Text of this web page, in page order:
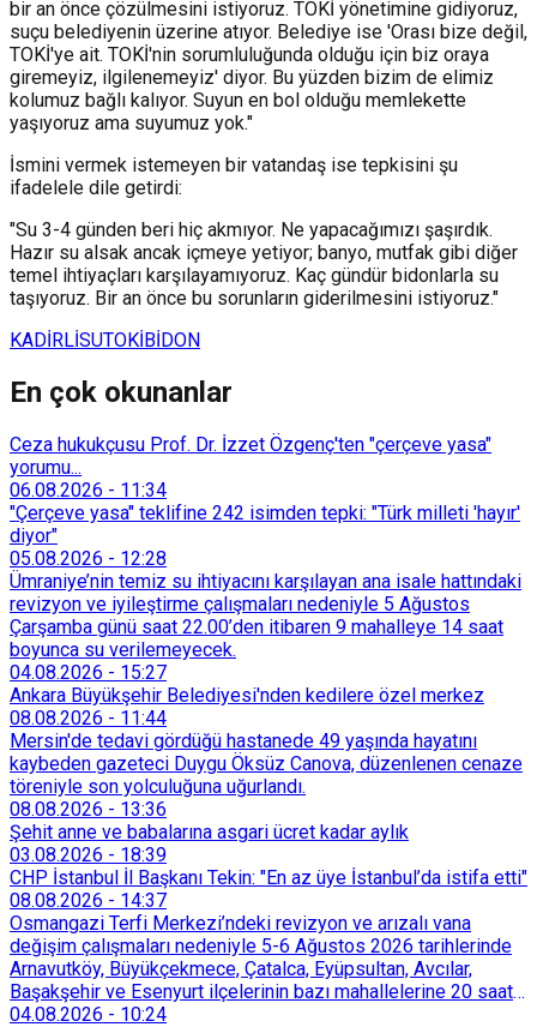
bir an önce çözülmesini istiyoruz. TOKİ yönetimine gidiyoruz,
suçu belediyenin üzerine atıyor. Belediye ise 'Orası bize değil,
TOKİ'ye ait. TOKİ'nin sorumluluğunda olduğu için biz oraya
giremeyiz, ilgilenemeyiz' diyor. Bu yüzden bizim de elimiz
kolumuz bağlı kalıyor. Suyun en bol olduğu memlekette
yaşıyoruz ama suyumuz yok."
İsmini vermek istemeyen bir vatandaş ise tepkisini şu
ifadelele dile getirdi:
"Su 3-4 günden beri hiç akmıyor. Ne yapacağımızı şaşırdık.
Hazır su alsak ancak içmeye yetiyor; banyo, mutfak gibi diğer
temel ihtiyaçları karşılayamıyoruz. Kaç gündür bidonlarla su
taşıyoruz. Bir an önce bu sorunların giderilmesini istiyoruz."
KADİRLİSUTOKİBİDON
En çok okunanlar
Ceza hukukçusu Prof. Dr. İzzet Özgenç'ten "çerçeve yasa"
yorumu...
06.08.2026 - 11:34
"Çerçeve yasa" teklifine 242 isimden tepki: "Türk milleti 'hayır'
diyor"
05.08.2026 - 12:28
Ümraniye’nin temiz su ihtiyacını karşılayan ana isale hattındaki
revizyon ve iyileştirme çalışmaları nedeniyle 5 Ağustos
Çarşamba günü saat 22.00’den itibaren 9 mahalleye 14 saat
boyunca su verilemeyecek.
04.08.2026 - 15:27
Ankara Büyükşehir Belediyesi'nden kedilere özel merkez
08.08.2026 - 11:44
Mersin'de tedavi gördüğü hastanede 49 yaşında hayatını
kaybeden gazeteci Duygu Öksüz Canova, düzenlenen cenaze
töreniyle son yolculuğuna uğurlandı.
08.08.2026 - 13:36
Şehit anne ve babalarına asgari ücret kadar aylık
03.08.2026 - 18:39
CHP İstanbul İl Başkanı Tekin: "En az üye İstanbul’da istifa etti"
08.08.2026 - 14:37
Osmangazi Terfi Merkezi’ndeki revizyon ve arızalı vana
değişim çalışmaları nedeniyle 5-6 Ağustos 2026 tarihlerinde
Arnavutköy, Büyükçekmece, Çatalca, Eyüpsultan, Avcılar,
Başakşehir ve Esenyurt ilçelerinin bazı mahallelerine 20 saat
süreyle su verilemeyecek.
04.08.2026 - 10:24